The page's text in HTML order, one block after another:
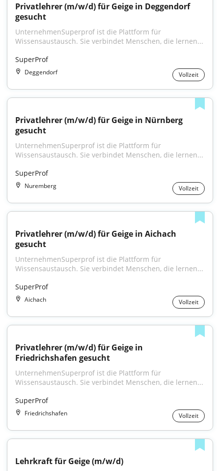
Privatlehrer (m/w/d) für Geige in Deggendorf
gesucht
UnternehmenSuperprof ist die Plattform für
Wissensaustausch. Sie verbindet Menschen, die lernen...
SuperProf
Deggendorf Vollzeit
Privatlehrer (m/w/d) für Geige in Nürnberg
gesucht
UnternehmenSuperprof ist die Plattform für
Wissensaustausch. Sie verbindet Menschen, die lernen...
SuperProf
Nuremberg Vollzeit
Privatlehrer (m/w/d) für Geige in Aichach
gesucht
UnternehmenSuperprof ist die Plattform für
Wissensaustausch. Sie verbindet Menschen, die lernen...
SuperProf
Aichach Vollzeit
Privatlehrer (m/w/d) für Geige in
Friedrichshafen gesucht
UnternehmenSuperprof ist die Plattform für
Wissensaustausch. Sie verbindet Menschen, die lernen...
SuperProf
Friedrichshafen Vollzeit
Lehrkraft für Geige (m/w/d)